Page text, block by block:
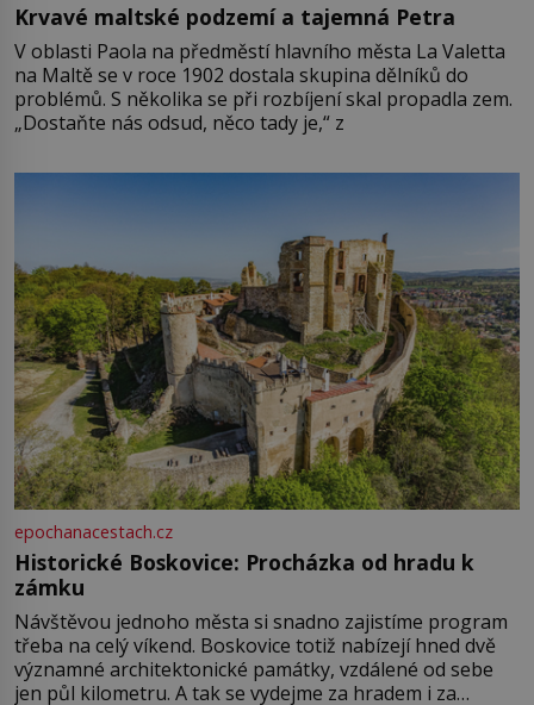
Krvavé maltské podzemí a tajemná Petra
V oblasti Paola na předměstí hlavního města La Valetta
na Maltě se v roce 1902 dostala skupina dělníků do
problémů. S několika se při rozbíjení skal propadla zem.
„Dostaňte nás odsud, něco tady je,“ z
epochanacestach.cz
Historické Boskovice: Procházka od hradu k
zámku
Návštěvou jednoho města si snadno zajistíme program
třeba na celý víkend. Boskovice totiž nabízejí hned dvě
významné architektonické památky, vzdálené od sebe
jen půl kilometru. A tak se vydejme za hradem i za